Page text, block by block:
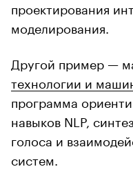
проектирования
моделирования.
Другой пример —
технологии и
программа
навыков NLP,
голоса и
систем.